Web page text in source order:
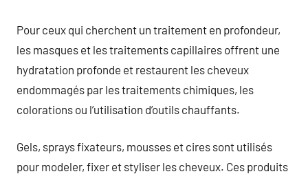
Pour ceux qui cherchent un traitement en profondeur,
les masques et les traitements capillaires offrent une
hydratation profonde et restaurent les cheveux
endommagés par les traitements chimiques, les
colorations ou l’utilisation d’outils chauffants.
Gels, sprays fixateurs, mousses et cires sont utilisés
pour modeler, fixer et styliser les cheveux. Ces produits